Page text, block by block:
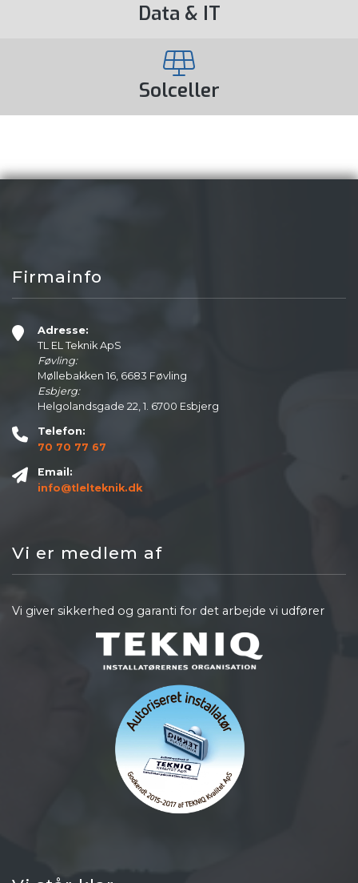
Data & IT
Solceller
Firmainfo
Adresse:
TL EL Teknik ApS
Føvling:
Møllebakken 16, 6683 Føvling
Esbjerg:
Helgolandsgade 22, 1. 6700 Esbjerg
Telefon:
70 70 77 67
Email:
info@tlelteknik.dk
Vi er medlem af
Vi giver sikkerhed og garanti for det arbejde vi udfører